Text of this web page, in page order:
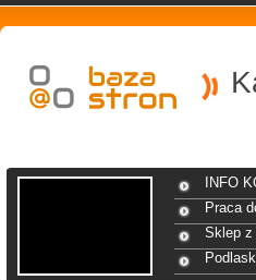
INFO
Praca
Sklep z